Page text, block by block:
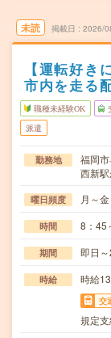
未読 掲載日 2026/
【運転好き
市内を走る
職種未経験OK
派遣
勤務地
福岡
西新
曜日頻度 月～金
時間 8：45
期間 即日
時給 時給
交
規定